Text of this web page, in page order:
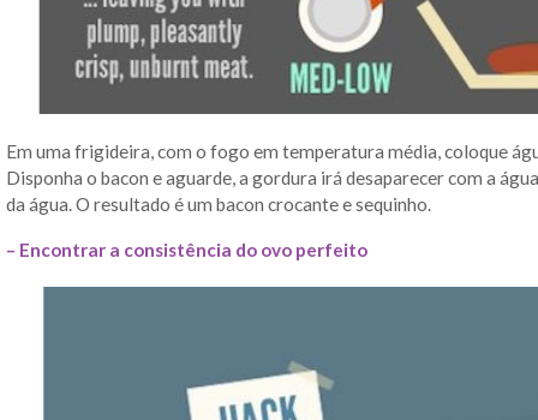
Em uma frigideira, com o fogo em temperatura média, coloque
Disponha o bacon e aguarde, a gordura irá desaparecer com a
da água. O resultado é um bacon crocante e sequinho.
– Encontrar a consistência do ovo perfeito